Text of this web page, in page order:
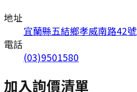
地址
宜蘭縣五結鄉孝威南路42號
電話
(03)9501580
加入詢價清單